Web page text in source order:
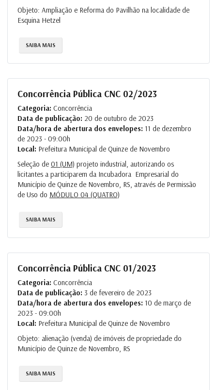
Objeto: Ampliação e Reforma do Pavilhão na localidade de
Esquina Hetzel
SAIBA MAIS
Concorrência Pública CNC 02/2023
Categoria: Concorrência
Data de publicação: 20 de outubro de 2023
Data/hora de abertura dos envelopes: 11 de dezembro
de 2023 - 09:00h
Local: Prefeitura Municipal de Quinze de Novembro
Seleção de 01 (UM) projeto industrial, autorizando os
licitantes a participarem da Incubadora Empresarial do
Município de Quinze de Novembro, RS, através de Permissão
de Uso do MÓDULO 04 (QUATRO)
SAIBA MAIS
Concorrência Pública CNC 01/2023
Categoria: Concorrência
Data de publicação: 3 de fevereiro de 2023
Data/hora de abertura dos envelopes: 10 de março de
2023 - 09:00h
Local: Prefeitura Municipal de Quinze de Novembro
Objeto: alienação (venda) de imóveis de propriedade do
Município de Quinze de Novembro, RS
SAIBA MAIS